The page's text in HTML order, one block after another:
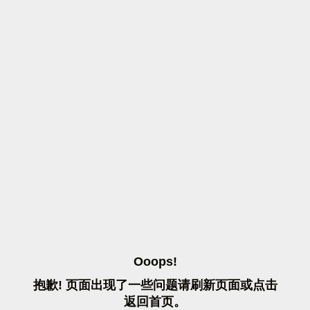
OOOPS!
抱歉! 页面出现了一些问题请刷 新页面或点击
返 回首页。